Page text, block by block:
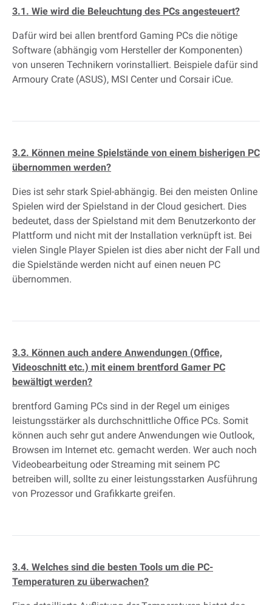
3.1. Wie wird die Beleuchtung des PCs angesteuert?
Dafür wird bei allen brentford Gaming PCs die nötige
Software (abhängig vom Hersteller der Komponenten)
von unseren Technikern vorinstalliert. Beispiele dafür sind
Armoury Crate (ASUS), MSI Center und Corsair iCue.
3.2. Können meine Spielstände von einem bisherigen PC
übernommen werden?
Dies ist sehr stark Spiel-abhängig. Bei den meisten Online
Spielen wird der Spielstand in der Cloud gesichert. Dies
bedeutet, dass der Spielstand mit dem Benutzerkonto der
Plattform und nicht mit der Installation verknüpft ist. Bei
vielen Single Player Spielen ist dies aber nicht der Fall und
die Spielstände werden nicht auf einen neuen PC
übernommen.
3.3. Können auch andere Anwendungen (Office,
Videoschnitt etc.) mit einem brentford Gamer PC
bewältigt werden?
brentford Gaming PCs sind in der Regel um einiges
leistungsstärker als durchschnittliche Office PCs. Somit
können auch sehr gut andere Anwendungen wie Outlook,
Browsen im Internet etc. gemacht werden. Wer auch noch
Videobearbeitung oder Streaming mit seinem PC
betreiben will, sollte zu einer leistungsstarken Ausführung
von Prozessor und Grafikkarte greifen.
3.4. Welches sind die besten Tools um die PC-
Temperaturen zu überwachen?